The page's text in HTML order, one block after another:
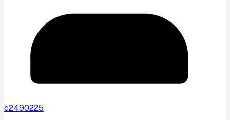
c2490225